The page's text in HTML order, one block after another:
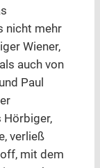
nicht mehr
Wiener,
auch von
Paul
Hörbiger,
verließ
mit dem